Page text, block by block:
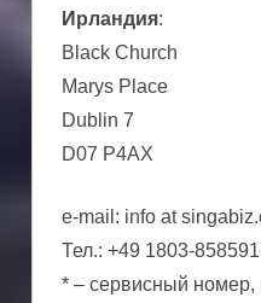
Ирландия:
Black Church
Marys Place
Dublin 7
D07 P4AX
e-mail: info at
Тел.: +49 1803-
* – сервисный номер,